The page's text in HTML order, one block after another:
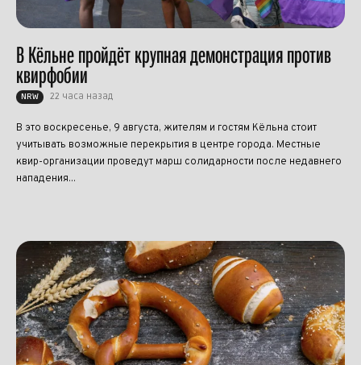
В Кёльне пройдёт крупная демонстрация против
квирфобии
NRW 22 часа назад
В это воскресенье, 9 августа, жителям и гостям Кёльна стоит
учитывать возможные перекрытия в центре города. Местные
квир-организации проведут марш солидарности после недавнего
нападения...